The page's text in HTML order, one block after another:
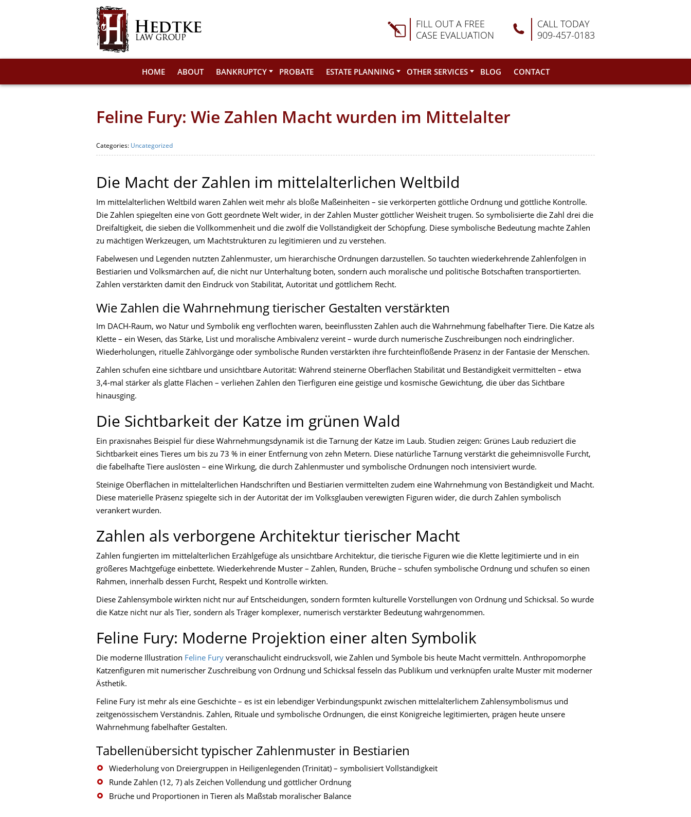
FILL OUT A FREE
CASE EVALUATION
CALL TODAY
909-457-0183
HOME ABOUT BANKRUPTCY PROBATE ESTATE PLANNING OTHER SERVICES BLOG CONTACT
Feline Fury: Wie Zahlen Macht wurden im Mittelalter
Categories: Uncategorized
Die Macht der Zahlen im mittelalterlichen Weltbild
Im mittelalterlichen Weltbild waren Zahlen weit mehr als bloße Maßeinheiten – sie verkörperten göttliche Ordnung und göttliche Kontrolle.
Die Zahlen spiegelten eine von Gott geordnete Welt wider, in der Zahlen Muster göttlicher Weisheit trugen. So symbolisierte die Zahl drei die
Dreifaltigkeit, die sieben die Vollkommenheit und die zwölf die Vollständigkeit der Schöpfung. Diese symbolische Bedeutung machte Zahlen
zu mächtigen Werkzeugen, um Machtstrukturen zu legitimieren und zu verstehen.
Fabelwesen und Legenden nutzten Zahlenmuster, um hierarchische Ordnungen darzustellen. So tauchten wiederkehrende Zahlenfolgen in
Bestiarien und Volksmärchen auf, die nicht nur Unterhaltung boten, sondern auch moralische und politische Botschaften transportierten.
Zahlen verstärkten damit den Eindruck von Stabilität, Autorität und göttlichem Recht.
Wie Zahlen die Wahrnehmung tierischer Gestalten verstärkten
Im DACH-Raum, wo Natur und Symbolik eng verflochten waren, beeinflussten Zahlen auch die Wahrnehmung fabelhafter Tiere. Die Katze als
Klette – ein Wesen, das Stärke, List und moralische Ambivalenz vereint – wurde durch numerische Zuschreibungen noch eindringlicher.
Wiederholungen, rituelle Zählvorgänge oder symbolische Runden verstärkten ihre furchteinflößende Präsenz in der Fantasie der Menschen.
Zahlen schufen eine sichtbare und unsichtbare Autorität: Während steinerne Oberflächen Stabilität und Beständigkeit vermittelten – etwa
3,4-mal stärker als glatte Flächen – verliehen Zahlen den Tierfiguren eine geistige und kosmische Gewichtung, die über das Sichtbare
hinausging.
Die Sichtbarkeit der Katze im grünen Wald
Ein praxisnahes Beispiel für diese Wahrnehmungsdynamik ist die Tarnung der Katze im Laub. Studien zeigen: Grünes Laub reduziert die
Sichtbarkeit eines Tieres um bis zu 73 % in einer Entfernung von zehn Metern. Diese natürliche Tarnung verstärkt die geheimnisvolle Furcht,
die fabelhafte Tiere auslösten – eine Wirkung, die durch Zahlenmuster und symbolische Ordnungen noch intensiviert wurde.
Steinige Oberflächen in mittelalterlichen Handschriften und Bestiarien vermittelten zudem eine Wahrnehmung von Beständigkeit und Macht.
Diese materielle Präsenz spiegelte sich in der Autorität der im Volksglauben verewigten Figuren wider, die durch Zahlen symbolisch
verankert wurden.
Zahlen als verborgene Architektur tierischer Macht
Zahlen fungierten im mittelalterlichen Erzählgefüge als unsichtbare Architektur, die tierische Figuren wie die Klette legitimierte und in ein
größeres Machtgefüge einbettete. Wiederkehrende Muster – Zahlen, Runden, Brüche – schufen symbolische Ordnung und schufen so einen
Rahmen, innerhalb dessen Furcht, Respekt und Kontrolle wirkten.
Diese Zahlensymbole wirkten nicht nur auf Entscheidungen, sondern formten kulturelle Vorstellungen von Ordnung und Schicksal. So wurde
die Katze nicht nur als Tier, sondern als Träger komplexer, numerisch verstärkter Bedeutung wahrgenommen.
Feline Fury: Moderne Projektion einer alten Symbolik
Die moderne Illustration Feline Fury veranschaulicht eindrucksvoll, wie Zahlen und Symbole bis heute Macht vermitteln. Anthropomorphe
Katzenfiguren mit numerischer Zuschreibung von Ordnung und Schicksal fesseln das Publikum und verknüpfen uralte Muster mit moderner
Ästhetik.
Feline Fury ist mehr als eine Geschichte – es ist ein lebendiger Verbindungspunkt zwischen mittelalterlichem Zahlensymbolismus und
zeitgenössischem Verständnis. Zahlen, Rituale und symbolische Ordnungen, die einst Königreiche legitimierten, prägen heute unsere
Wahrnehmung fabelhafter Gestalten.
Tabellenübersicht typischer Zahlenmuster in Bestiarien
Wiederholung von Dreiergruppen in Heiligenlegenden (Trinität) – symbolisiert Vollständigkeit
Runde Zahlen (12, 7) als Zeichen Vollendung und göttlicher Ordnung
Brüche und Proportionen in Tieren als Maßstab moralischer Balance